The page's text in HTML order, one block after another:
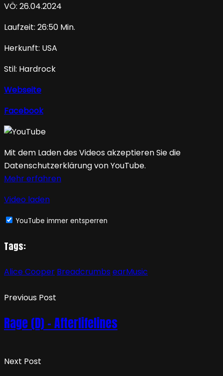
VÖ: 26.04.2024
Laufzeit: 26:50 Min.
Herkunft: USA
Stil: Hardrock
Webseite
Facebook
Mit dem Laden des Videos akzeptieren Sie die
Datenschutzerklärung von YouTube.
Mehr erfahren
Video laden
YouTube immer entsperren
Tags:
Alice Cooper Breadcrumbs earMusic
Previous Post
Rage (D) – Afterlifelines
Next Post